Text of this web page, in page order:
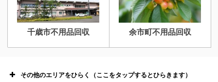
千歳市不用品回収 余市町不用品回収
その他のエリアをひらく（ここをタップするとひらきます）